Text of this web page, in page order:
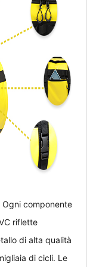
componente
riflette
di alta qualità
di cicli. Le